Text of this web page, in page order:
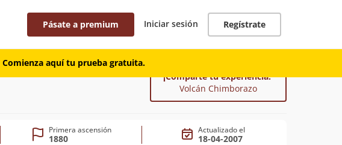
Pásate a premium Iniciar sesión Regístrate
Comienza aquí tu prueba gratuita.
¡Comparte tu experiencia!
Volcán Chimborazo
Primera ascensión
1880
Actualizado el
18-04-2007